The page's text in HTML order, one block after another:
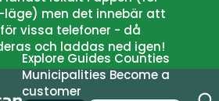
men det innebär att
vissa telefoner - då
och laddas ned igen!
Explore Guides Counties
Municipalities Become a
customer